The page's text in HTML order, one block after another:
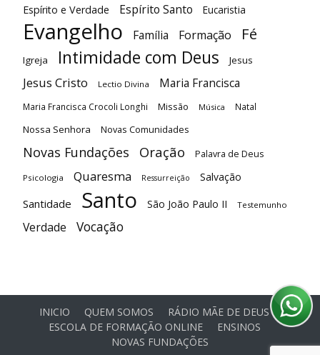
Espírito e Verdade Espírito Santo Eucaristia
Evangelho Família Formação Fé
Igreja Intimidade com Deus Jesus
Jesus Cristo Lectio Divina Maria Francisca
Maria Francisca Crocoli Longhi Missão Música Natal
Nossa Senhora Novas Comunidades
Novas Fundações Oração Palavra de Deus
Psicologia Quaresma Ressurreição Salvação
Santidade Santo São João Paulo II Testemunho
Verdade Vocação
INICIO QUEM SOMOS
RÁDIO MÃE DE DEUS
ESCOLA DE FORMAÇÃO ONLINE
ENSINOS
NOVAS FUNDAÇÕES